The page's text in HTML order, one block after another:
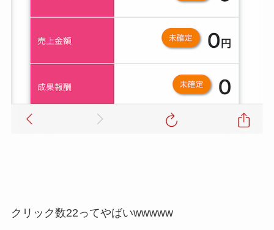
クリック数22ってやばいwwwww